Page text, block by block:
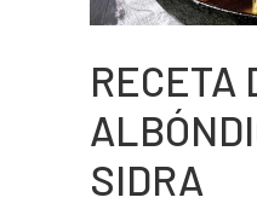
RECETA
SIDRA